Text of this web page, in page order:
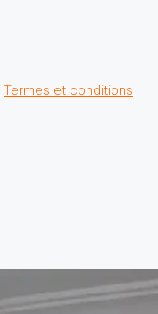
Termes et conditions